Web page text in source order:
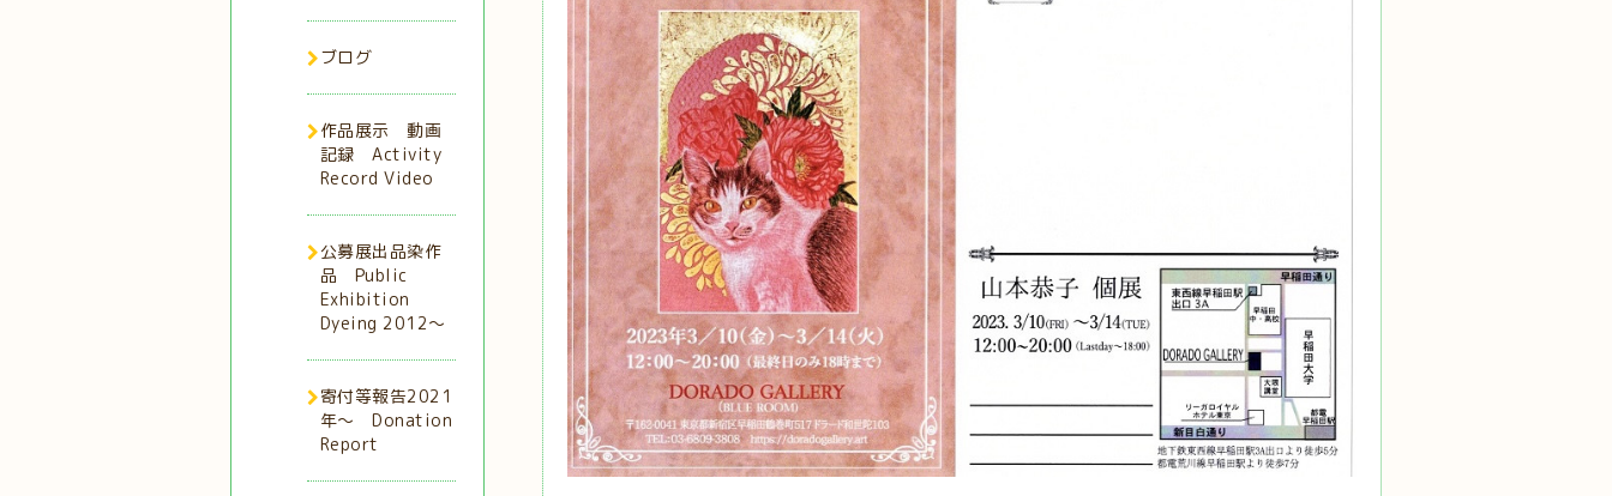
ブログ
作品展示 動画
記録 Activity
Record Video
公募展出品染作
品 Public
Exhibition
Dyeing 2012～
寄付等報告2021
年〜 Donation
Report